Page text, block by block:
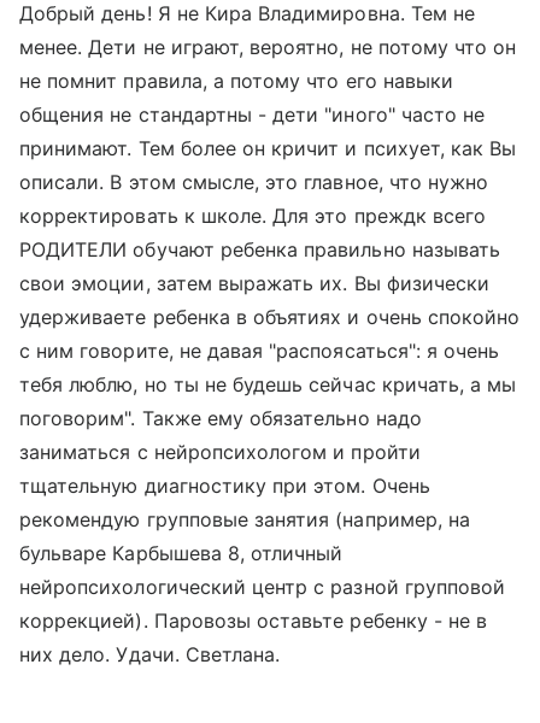
Добрый день! Я не Кира Владимировна. Тем не
менее. Дети не играют, вероятно, не потому что он
не помнит правила, а потому что его навыки
общения не стандартны - дети "иного" часто не
принимают. Тем более он кричит и психует, как Вы
описали. В этом смысле, это главное, что нужно
корректировать к школе. Для это преждк всего
РОДИТЕЛИ обучают ребенка правильно называть
свои эмоции, затем выражать их. Вы физически
удерживаете ребенка в объятиях и очень спокойно
с ним говорите, не давая "распоясаться": я очень
тебя люблю, но ты не будешь сейчас кричать, а мы
поговорим". Также ему обязательно надо
заниматься с нейропсихологом и пройти
тщательную диагностику при этом. Очень
рекомендую групповые занятия (например, на
бульваре Карбышева 8, отличный
нейропсихологический центр с разной групповой
коррекцией). Паровозы оставьте ребенку - не в
них дело. Удачи. Светлана.